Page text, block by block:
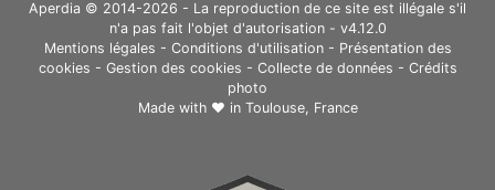
Aperdia © 2014-2026 - La reproduction de ce site est illégale s'il
n'a pas fait l'objet d'autorisation - v4.12.0
Mentions légales - Conditions d'utilisation- Présentation des
cookies - Gestion des cookies - Collecte de données - Crédits
photo
Made with ❤ in Toulouse, France